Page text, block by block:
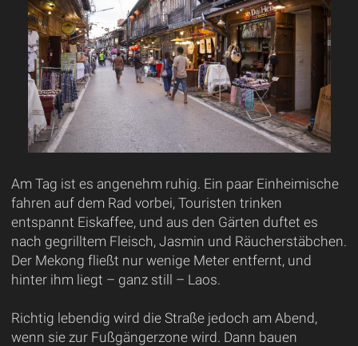
Am Tag ist es angenehm ruhig. Ein paar Einheimische
fahren auf dem Rad vorbei, Touristen trinken
entspannt Eiskaffee, und aus den Gärten duftet es
nach gegrilltem Fleisch, Jasmin und Räucherstäbchen.
Der Mekong fließt nur wenige Meter entfernt, und
hinter ihm liegt – ganz still – Laos.
Richtig lebendig wird die Straße jedoch am Abend,
wenn sie zur Fußgängerzone wird. Dann bauen